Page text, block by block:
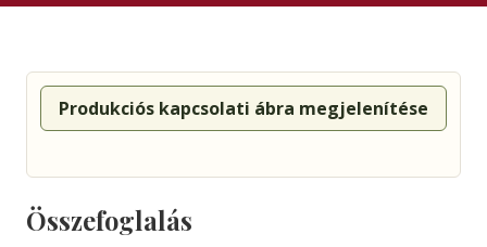
Produkciós kapcsolati ábra megjelenítése
Összefoglalás